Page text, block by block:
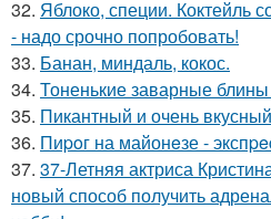
32. Яблоко, специи. Коктейль
- надо срочно попробовать!
33. Банан, миндаль, кокос.
34. Тоненькие заварные
35. Пикантный и очень
36. Пиpoг на майонeзе -
37. 37-Летняя актриса
новый способ получить